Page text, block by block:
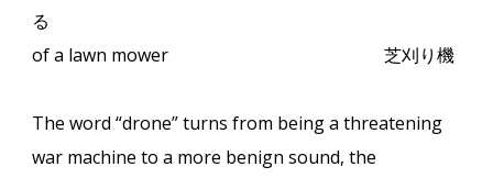
る
of a lawn mower
芝刈り機
The word “drone” turns from being a threatening
war machine to a more benign sound, the